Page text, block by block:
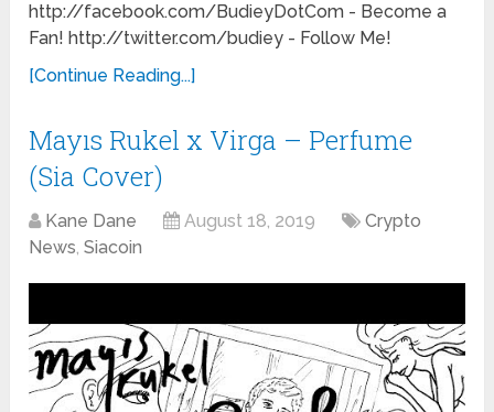
http://facebook.com/BudieyDotCom - Become a
Fan! http://twitter.com/budiey - Follow Me!
[Continue Reading...]
Mayıs Rukel x Virga – Perfume
(Sia Cover)
Kane Dane August 18, 2019
Crypto
News,Siacoin